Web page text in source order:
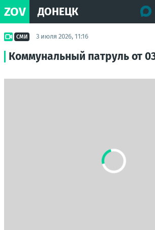
ZOV ДОНЕЦК
СМИ 3 июля 2026, 11:16
Коммунальный патруль от